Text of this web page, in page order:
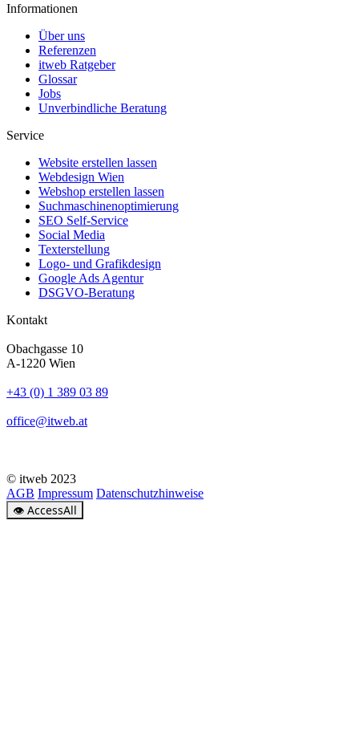
Informationen
Über uns
Referenzen
itweb Ratgeber
Glossar
Jobs
Unverbindliche Beratung
Service
Website erstellen lassen
Webdesign Wien
Webshop erstellen lassen
Suchmaschinenoptimierung
SEO Self-Service
Social Media
Texterstellung
Logo- und Grafikdesign
Google Ads Agentur
DSGVO-Beratung
Kontakt
Obachgasse 10
A-1220 Wien
+43 (0) 1 389 03 89
office@itweb.at
© itweb 2023
AGB Impressum Datenschutzhinweise
👁 AccessAll